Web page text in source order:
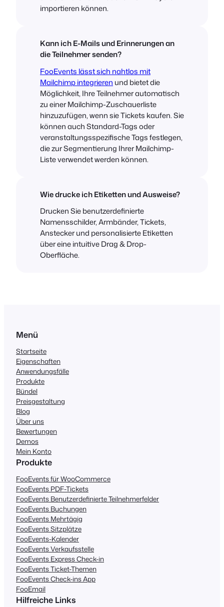
importieren können.
Kann ich E-Mails und Erinnerungen an
die Teilnehmer senden?
FooEvents lässt sich nahtlos mit
Mailchimp integrieren und bietet die
Möglichkeit, Ihre Teilnehmer automatisch
zu einer Mailchimp-Zuschauerliste
hinzuzufügen, wenn sie Tickets kaufen. Sie
können auch Standard-Tags oder
veranstaltungsspezifische Tags festlegen,
die zur Segmentierung Ihrer Mailchimp-
Liste verwendet werden können.
Wie drucke ich Etiketten und Ausweise?
Drucken Sie benutzerdefinierte
Namensschilder, Armbänder, Tickets,
Anstecker und personalisierte Etiketten
über eine intuitive Drag & Drop-
Oberfläche.
Menü
Startseite
Eigenschaften
Anwendungsfälle
Produkte
Bündel
Preisgestaltung
Blog
Über uns
Bewertungen
Demos
Mein Konto
Produkte
FooEvents für WooCommerce
FooEvents PDF-Tickets
FooEvents Benutzerdefinierte Teilnehmerfelder
FooEvents Buchungen
FooEvents Mehrtägig
FooEvents Sitzplätze
FooEvents-Kalender
FooEvents Verkaufsstelle
FooEvents Express Check-in
FooEvents Ticket-Themen
FooEvents Check-ins App
FooEmail
Hilfreiche Links